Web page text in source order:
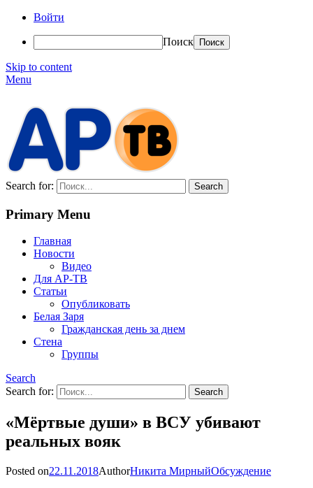
Войти
Поиск
Skip to content
Menu
Search for:
Primary Menu
Главная
Новости
Видео
Для АР-ТВ
Статьи
Опубликовать
Белая Заря
Гражданская день за днем
Стена
Группы
Search
Search for:
«Мёртвые души» в ВСУ убивают
реальных вояк
Posted on22.11.2018AuthorНикита МирныйОбсуждение